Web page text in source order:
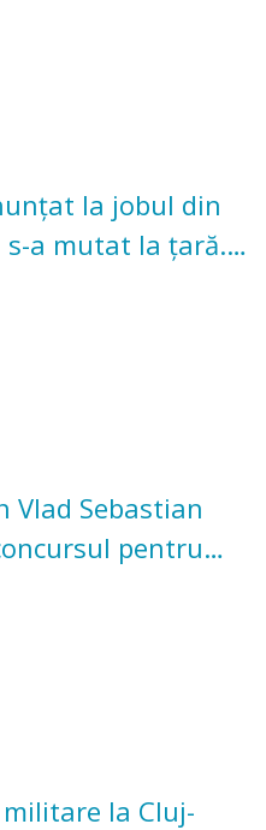
la jobul din
a mutat la țară.
în grădina
Vlad Sebastian
pentru
Casei
la Cluj-